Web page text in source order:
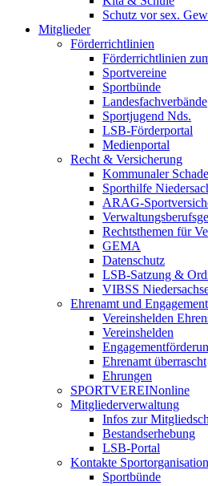
Schutz vor sex.
Mitglieder
Förderrichtlinien
Förderrichtlinien
Sportvereine
Sportbünde
Landesfachverbände
Sportjugend Nds.
LSB-Förderportal
Medienportal
Recht & Versicherung
Kommunaler
Sporthilfe
ARAG-
Rechtsthemen für
GEMA
Datenschutz
LSB-Satzung &
VIBSS
Ehrenamt und Engagement
Vereinshelden
Vereinshelden
Ehrenamt überrascht
Ehrungen
SPORTVEREINonline
Mitgliederverwaltung
Infos zur
Bestandserhebung
LSB-Portal
Kontakte Sportorganisation
Sportbünde